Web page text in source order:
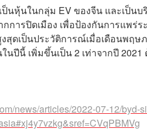
นหุ้นในกลุ่ม EV ของจีน และเป็น
การปิดเมือง เพื่อป้องกันการแพร่
สุดเป็นประวัติการณ์เมื่อเดือนพฤ
นปีนี้ เพิ่มขึ้นเป็น 2 เท่าจากปี
news/articles/2022-07-12/